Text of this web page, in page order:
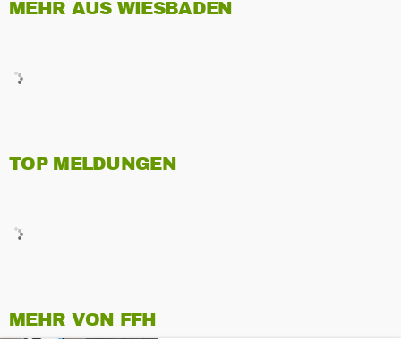
MEHR AUS WIESBADEN
TOP MELDUNGEN
MEHR VON FFH